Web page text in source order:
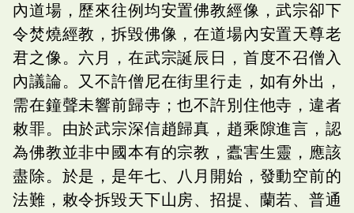
內道場，歷來往例均安置佛教經像，武宗卻下
令焚燒經教，拆毀佛像，在道場內安置天尊老
君之像。六月，在武宗誕辰日，首度不召僧入
內議論。又不許僧尼在街里行走，如有外出，
需在鐘聲未響前歸寺；也不許別住他寺，違者
敕罪。由於武宗深信趙歸真，趙乘隙進言，認
為佛教並非中國本有的宗教，蠹害生靈，應該
盡除。於是，是年七、八月開始，發動空前的
法難，敕令拆毀天下山房、招提、蘭若、普通